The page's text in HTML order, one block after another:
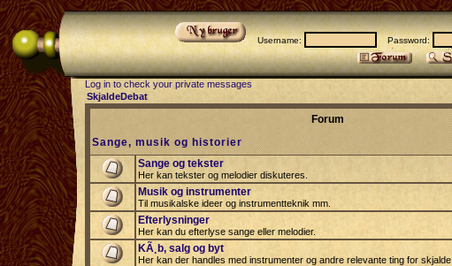
Username: Password:
Log in to check your private messages
SkjaldeDebat
Forum
Sange, musik og historier
Sange og tekster
Her kan tekster og melodier diskuteres.
Musik og instrumenter
Til musikalske ideer og instrumentteknik mm.
Efterlysninger
Her kan du efterlyse sange eller melodier.
KÃ¸b, salg og byt
Her kan der handles med instrumenter og andre relevante ting for skjalde